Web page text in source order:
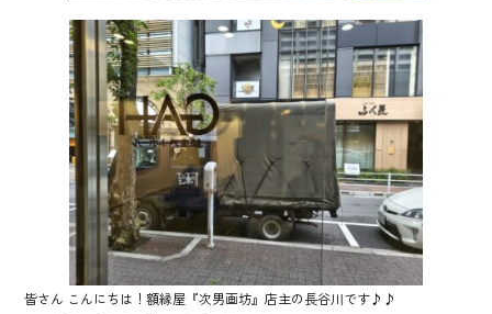
皆さん こんにちは！額縁屋『次男画坊』店主の長谷川です♪♪